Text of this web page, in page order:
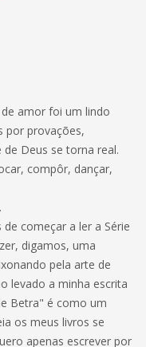
amor foi um lindo
por provações,
Deus se torna real.
compôr, dançar,
começar a ler a Série
digamos, uma
pela arte de
levado a minha escrita
Betra" é como um
os meus livros se
apenas escrever por